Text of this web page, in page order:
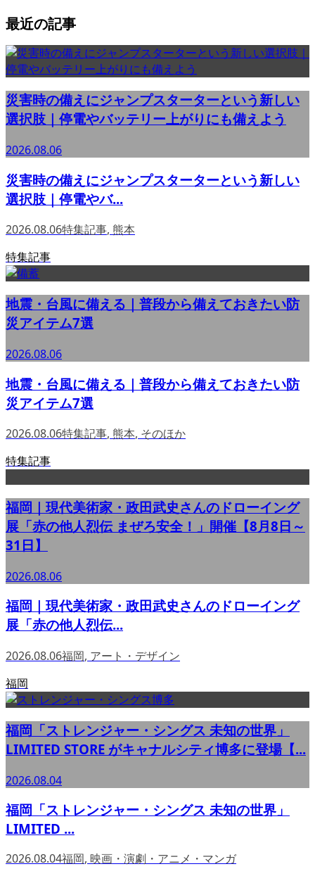
最近の記事
災害時の備えにジャンプスターターという新しい
選択肢｜停電やバッテリー上がりにも備えよう
2026.08.06
災害時の備えにジャンプスターターという新しい
選択肢｜停電やバ...
2026.08.06特集記事, 熊本
特集記事
地震・台風に備える｜普段から備えておきたい防
災アイテム7選
2026.08.06
地震・台風に備える｜普段から備えておきたい防
災アイテム7選
2026.08.06特集記事, 熊本, そのほか
特集記事
福岡｜現代美術家・政田武史さんのドローイング
展「赤の他人烈伝 まぜろ安全！」開催【8月8日～
31日】
2026.08.06
福岡｜現代美術家・政田武史さんのドローイング
展「赤の他人烈伝...
2026.08.06福岡, アート・デザイン
福岡
福岡「ストレンジャー・シングス 未知の世界」
LIMITED STORE がキャナルシティ博多に登場【...
2026.08.04
福岡「ストレンジャー・シングス 未知の世界」
LIMITED ...
2026.08.04福岡, 映画・演劇・アニメ・マンガ